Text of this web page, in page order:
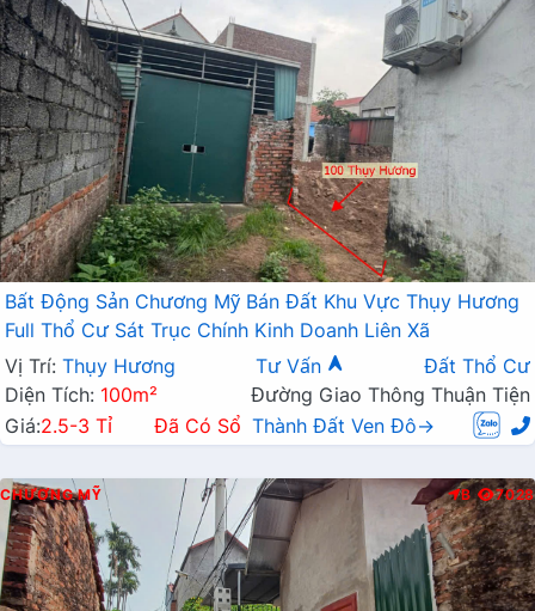
Bất Động Sản Chương Mỹ Bán Đất Khu Vực Thụy Hương
Full Thổ Cư Sát Trục Chính Kinh Doanh Liên Xã
Vị Trí: Thụy Hương Tư Vấn
Đất Thổ Cư
Diện Tích: 100m²
Đường Giao Thông Thuận Tiện
Giá:2.5-3 Tỉ Đã Có Sổ Thành Đất Ven Đô→
CHƯƠNG MỸ B 7028